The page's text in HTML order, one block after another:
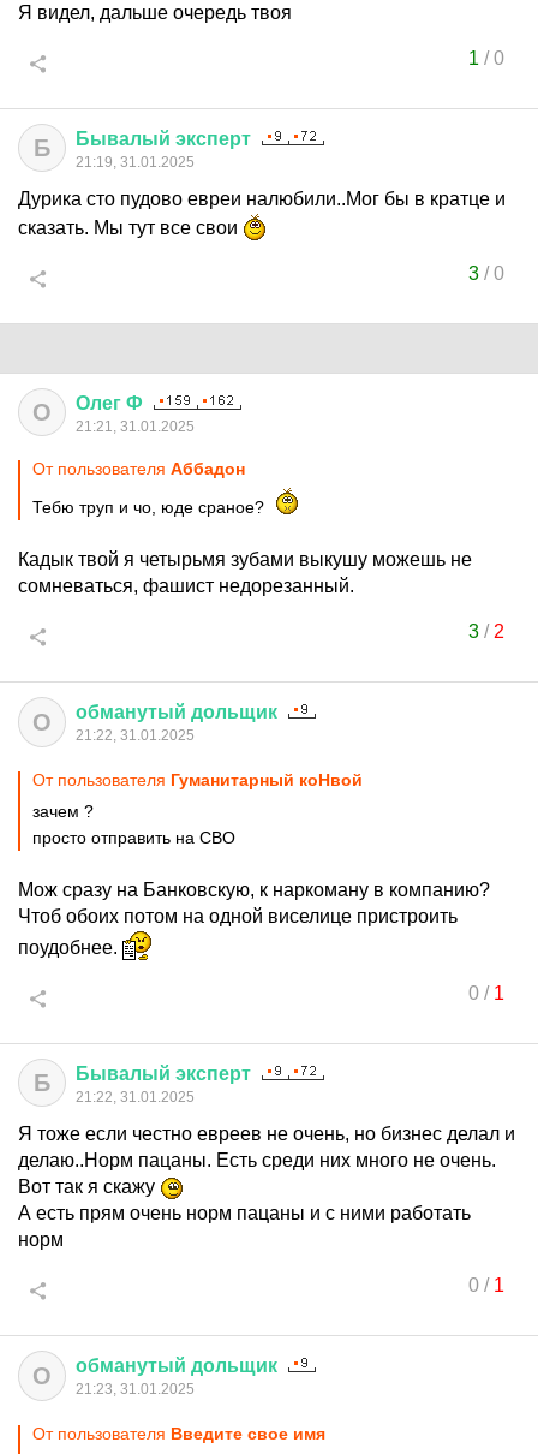
Я видел, дальше очередь твоя
1 /0
Б Бывалый эксперт
21:19, 31.01.2025
Дурика сто пудово евреи налюбили..Мог бы в кратце и
сказать. Мы тут все свои
3/0
О Олег Ф
21:21, 31.01.2025
От пользователя Аббадон
Тебю труп и чо, юде сраное?
Кадык твой я четырьмя зубами выкушу можешь не
сомневаться, фашист недорезанный.
3/ 2
О обманутый дольщик
21:22, 31.01.2025
От пользователя Гуманитарный коНвой
зачем ?
просто отправить на СВО
Мож сразу на Банковскую, к наркоману в компанию?
Чтоб обоих потом на одной виселице пристроить
поудобнее.
0/ 1
Б Бывалый эксперт
21:22, 31.01.2025
Я тоже если честно евреев не очень, но бизнес делал и
делаю..Норм пацаны. Есть среди них много не очень.
Вот так я скажу
А есть прям очень норм пацаны и с ними работать
норм
0/ 1
О обманутый дольщик
21:23, 31.01.2025
От пользователя Введите свое имя